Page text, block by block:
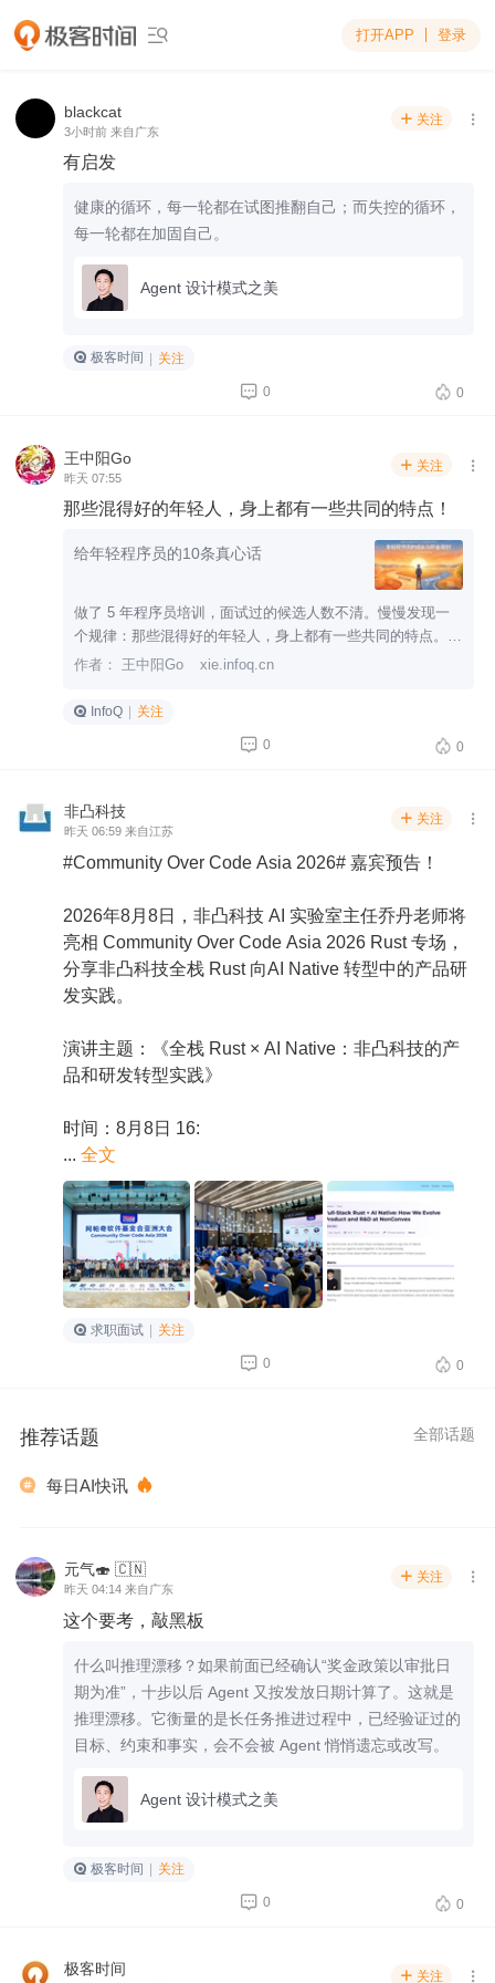
 打开APP 登录
blackcat
3小时前 来自广东
 关注 
有启发
健康的循环，每一轮都在试图推翻自己；而失控的循环，
每一轮都在加固自己。
Agent 设计模式之美
 极客时间 | 关注
 0 0
王中阳Go
昨天 07:55
 关注 
那些混得好的年轻人，身上都有一些共同的特点！
给年轻程序员的10条真心话
做了 5 年程序员培训，面试过的候选人数不清。慢慢发现一
个规律：那些混得好的年轻人，身上都有一些共同的特点。今
天总结成 10 条，希望能给年轻的你一些参考。
作者： 王中阳Go xie.infoq.cn
 InfoQ | 关注
 0 0
非凸科技
昨天 06:59 来自江苏
 关注 
#Community Over Code Asia 2026# 嘉宾预告！
2026年8月8日，非凸科技 AI 实验室主任乔丹老师将
亮相 Community Over Code Asia 2026 Rust 专场，
分享非凸科技全栈 Rust 向AI Native 转型中的产品研
发实践。
演讲主题：《全栈 Rust × AI Native：非凸科技的产
品和研发转型实践》
时间：8月8日 16:
... 全文
 求职面试 | 关注
 0 0
推荐话题 全部话题
 每日AI快讯 
元气🍣 🇨🇳
昨天 04:14 来自广东
 关注 
这个要考，敲黑板
什么叫推理漂移？如果前面已经确认“奖金政策以审批日
期为准”，十步以后 Agent 又按发放日期计算了。这就是
推理漂移。它衡量的是长任务推进过程中，已经验证过的
目标、约束和事实，会不会被 Agent 悄悄遗忘或改写。
Agent 设计模式之美
 极客时间 | 关注
 0 0
极客时间  关注 